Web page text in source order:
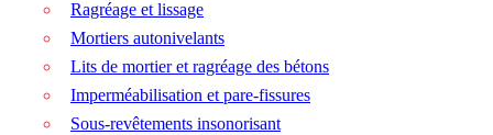
Ragréage et lissage
Mortiers autonivelants
Lits de mortier et ragréage des bétons
Imperméabilisation et pare-fissures
Sous-revêtements insonorisant